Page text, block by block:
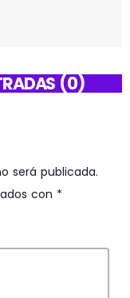
(0)
será publicada.
con *